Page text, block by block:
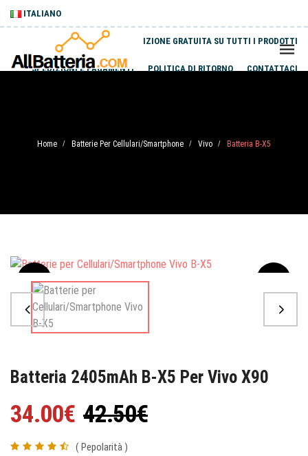
ITALIANO
SPEDIZIONE GRATUITA SU TUTTI I PRODOTTI
SPEDIZIONI E PAGAMENTI POLITICA DI RITORNO CONTATTACI
Home / Batterie Per Cellulari/Smartphone / Vivo / Batteria B-X5
Sale
Batteria 2405mAh B-X5 Per Vivo X90
34.00€ 42.50€
( Pepolarità )